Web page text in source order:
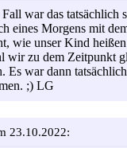
war das tatsächlich
eines Morgens mit
wie unser Kind
wir zu dem Zeitpunkt
Es war dann
;) LG
23.10.2022: